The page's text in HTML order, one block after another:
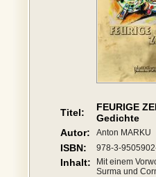
Titel:
FEURIGE
Gedichte
Autor:
Anton MARKU
ISBN: 978-3-
Inhalt:
Mit einem
Surma und